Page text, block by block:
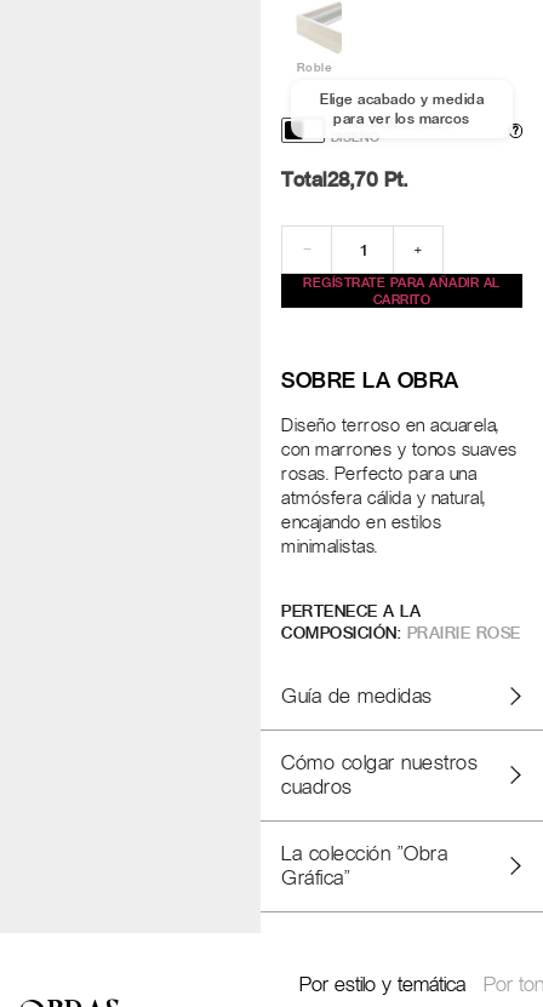
PERSONALIZACIÓN Y
DISEÑO
?
Roble
Elige acabado y medida
para ver los marcos
Total28,70 Pt.
− +
REGÍSTRATE PARA AÑADIR AL
CARRITO
SOBRE LA OBRA
Diseño terroso en acuarela,
con marrones y tonos suaves
rosas. Perfecto para una
atmósfera cálida y natural,
encajando en estilos
minimalistas.
PERTENECE A LA
COMPOSICIÓN: PRAIRIE ROSE
Guía de medidas
Cómo colgar nuestros
cuadros
La colección "Obra
Gráfica"
Por estilo y temática Por